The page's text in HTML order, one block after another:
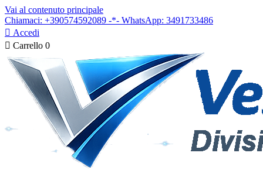
Vai al contenuto principale
Chiamaci: +390574592089 -*- WhatsApp: 3491733486
 Accedi
 Carrello 0